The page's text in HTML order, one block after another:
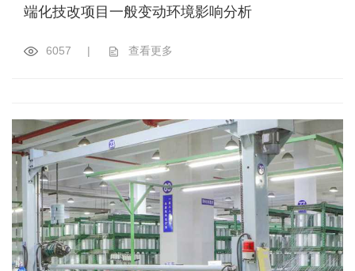
端化技改项目一般变动环境影响分析
6057 | 查看更多